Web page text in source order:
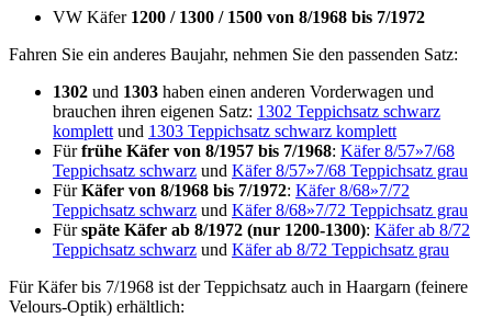
VW Käfer 1200 / 1300 / 1500 von 8/1968 bis 7/1972
Fahren Sie ein anderes Baujahr, nehmen Sie den passenden Satz:
1302 und 1303 haben einen anderen Vorderwagen und
brauchen ihren eigenen Satz: 1302 Teppichsatz schwarz
komplettund 1303 Teppichsatz schwarz komplett
Fürfrühe Käfer von 8/1957 bis 7/1968: Käfer 8/57»7/68
Teppichsatz schwarz und Käfer 8/57»7/68 Teppichsatz grau
FürKäfer von 8/1968 bis 7/1972: Käfer 8/68»7/72
Teppichsatz schwarz und Käfer 8/68»7/72 Teppichsatz grau
Fürspäte Käfer ab 8/1972 (nur 1200-1300): Käfer ab 8/72
Teppichsatz schwarz und Käfer ab 8/72 Teppichsatz grau
Für Käfer bis 7/1968 ist der Teppichsatz auch in Haargarn (feinere
Velours-Optik) erhältlich: